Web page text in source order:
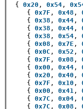
{ 0x20 , 0x54,
    {
0x7F , 0x48 ,
    {
0x38 , 0x44,
    {
0x38 , 0x44,
    {
0x38 , 0x54,
    {
0x08 , 0x7E ,
    {
0x0C , 0x52 ,
    {
0x7F , 0x08 ,
    {
0x00 , 0x44,
    {
0x20 , 0x40 ,
    {
0x7F , 0x10 ,
    {
0x00 , 0x41 ,
    {
0x7C , 0x04,
    {
0x7C , 0x08 ,